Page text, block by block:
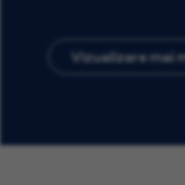
Vizualizare mai